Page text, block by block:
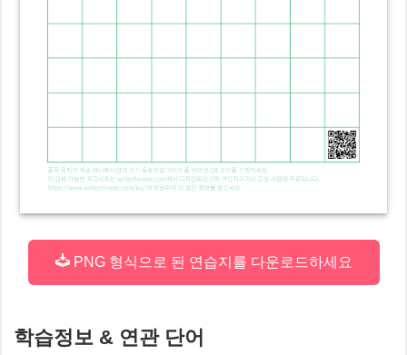
PNG 형식으로 된 연습지를 다운로드하세요
학습정보 & 연관 단어